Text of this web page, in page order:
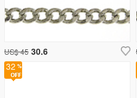
US$ 45 30.6
32